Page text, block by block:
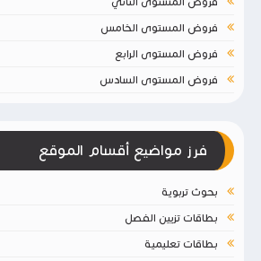
فروض المستوى الخامس
فروض المستوى الرابع
فروض المستوى السادس
فرز مواضيع أقسام الموقع
بحوث تربوية
بطاقات تزيين الفصل
بطاقات تعليمية